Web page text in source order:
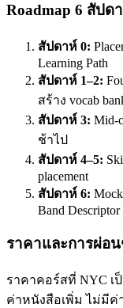
Roadmap 6 สัปด
สัปดาห์ 0:
Learning Path
สัปดาห์ 1–2:
สร้าง vocab
สัปดาห์ 3: Mid-
ช้าไป
สัปดาห์ 4–5:
placement
สัปดาห์ 6:
Band Descriptor
ราคาและการผ่อ
ราคาคอร์สที่ NYC เ
ค่าหนังสือเพิ่ม ไม่มีค่